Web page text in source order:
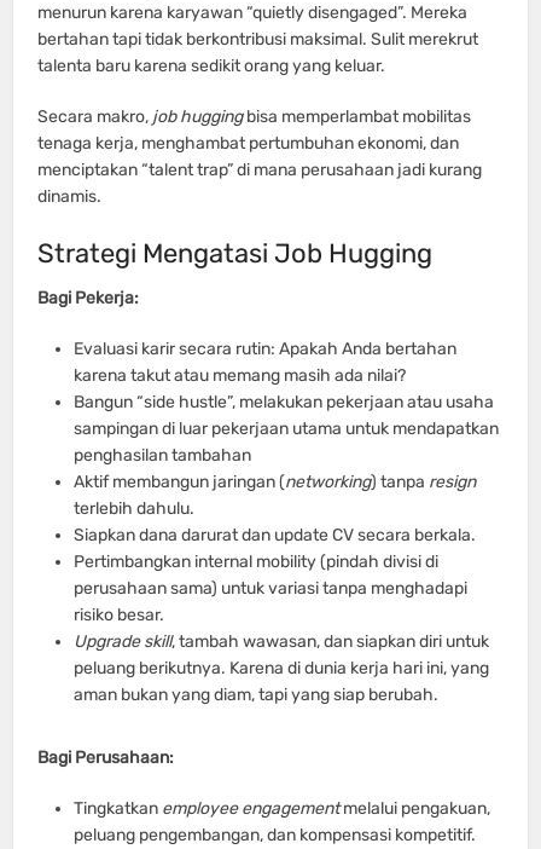
menurun karena karyawan “quietly disengaged”. Mereka
bertahan tapi tidak berkontribusi maksimal. Sulit merekrut
talenta baru karena sedikit orang yang keluar.
Secara makro, job huggingbisa memperlambat mobilitas
tenaga kerja, menghambat pertumbuhan ekonomi, dan
menciptakan “talent trap” di mana perusahaan jadi kurang
dinamis.
Strategi Mengatasi Job Hugging
Bagi Pekerja:
Evaluasi karir secara rutin: Apakah Anda bertahan
karena takut atau memang masih ada nilai?
Bangun “side hustle”, melakukan pekerjaan atau usaha
sampingan di luar pekerjaan utama untuk mendapatkan
penghasilan tambahan
Aktif membangun jaringan (networking) tanpa resign
terlebih dahulu.
Siapkan dana darurat dan update CV secara berkala.
Pertimbangkan internal mobility (pindah divisi di
perusahaan sama) untuk variasi tanpa menghadapi
risiko besar.
Upgrade skill, tambah wawasan, dan siapkan diri untuk
peluang berikutnya. Karena di dunia kerja hari ini, yang
aman bukan yang diam, tapi yang siap berubah.
Bagi Perusahaan:
Tingkatkan employee engagementmelalui pengakuan,
peluang pengembangan, dan kompensasi kompetitif.